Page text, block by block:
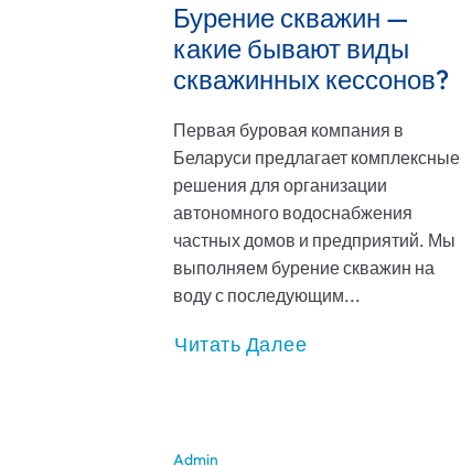
Бурение скважин —
какие бывают виды
скважинных кессонов?
Первая буровая компания в
Беларуси предлагает комплексные
решения для организации
автономного водоснабжения
частных домов и предприятий. Мы
выполняем бурение скважин на
воду с последующим...
Читать Далее
Admin